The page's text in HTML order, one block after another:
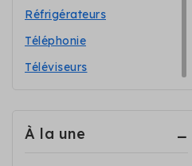
Réfrigérateurs
Téléphonie
Téléviseurs
À la une